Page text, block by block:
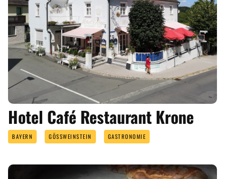
Hotel Café Restaurant Krone
BAYERN GÖSSWEINSTEIN GASTRONOMIE